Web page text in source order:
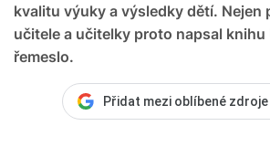
kvalitu výuky a výsledky dětí. Nejen
učitele a učitelky proto napsal
řemeslo.
Přidat mezi oblíbené zdroje